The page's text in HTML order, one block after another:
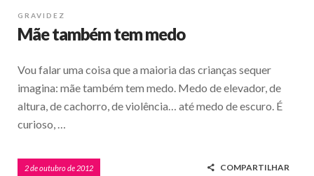
GRAVIDEZ
Mãe também tem medo
Vou falar uma coisa que a maioria das crianças sequer
imagina: mãe também tem medo. Medo de elevador, de
altura, de cachorro, de violência… até medo de escuro. É
curioso, …
2 de outubro de 2012 COMPARTILHAR